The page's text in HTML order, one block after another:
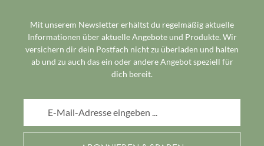
Mit unserem Newsletter erhältst du regelmäßig aktuelle
Informationen über aktuelle Angebote und Produkte. Wir
versichern dir dein Postfach nicht zu überladen und halten
ab und zu auch das ein oder andere Angebot speziell für
dich bereit.